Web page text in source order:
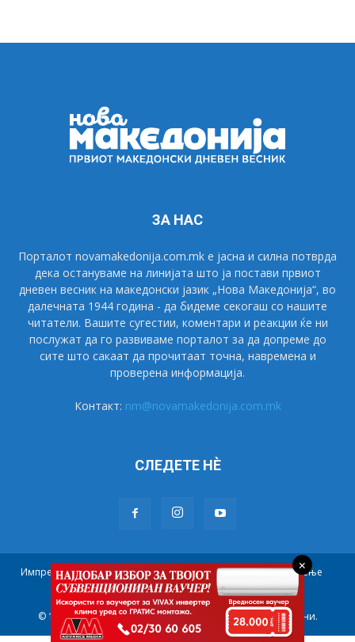
ЗА НАС
Порталот novamakedonija.com.mk е јасна и силна потврда
дека остануваме на линијата што ја постави првиот
дневен весник на македонски јазик „Нова Македонија“, во
далечната 1944 година - да бидеме секогаш со нашите
читатели. Вашите сугестии, коментари и реакции ќе ни
послужат да го развиваме порталот за да допреме до
сите што сакаат да прочитаат точна, навремена и
проверена информација.
Контакт: nm@novamakedonija.com.mk
СЛЕДЕТЕ НÈ
Импресум Маркетинг Претплата
Правила на користење
Контакт
© 1944 - 2021 НОВА МАКЕДОНИЈА. Сите права се задржани.
×